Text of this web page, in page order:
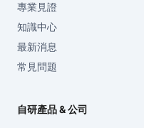
專業見證
知識中心
最新消息
常見問題
自研產品 & 公司